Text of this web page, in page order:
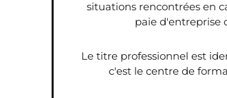
situations rencontrées en
paie d'entreprise
Le titre professionnel est
c'est le centre de